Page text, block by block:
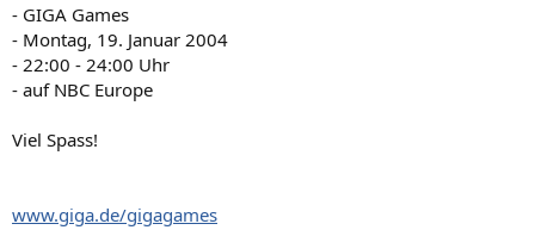
- GIGA Games
- Montag, 19. Januar 2004
- 22:00 - 24:00 Uhr
- auf NBC Europe
Viel Spass!
www.giga.de/gigagames